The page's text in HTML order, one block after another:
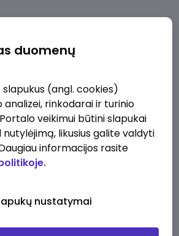
pasiūlymai jus domina?
duomenų
(angl. cookies)
rinkodarai ir turinio
veikimui būtini slapukai
likusius galite valdyti
informacijos rasite
nustatymai